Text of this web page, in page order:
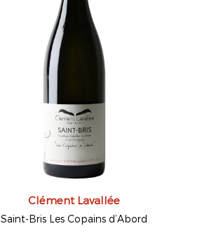
Clément Lavallée
Saint-Bris Les Copains d’Abord